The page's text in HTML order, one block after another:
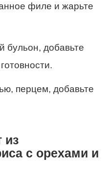
филе и жарьте
бульон, добавьте
перцем, добавьте
из
с орехами и